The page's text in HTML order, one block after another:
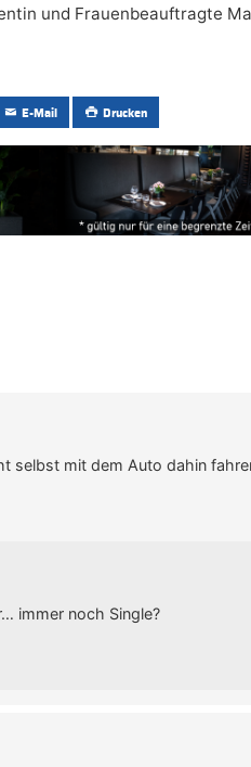
und Frauenbeauftragte
E-Mail Drucken
selbst mit dem Auto dahin
immer noch Single?